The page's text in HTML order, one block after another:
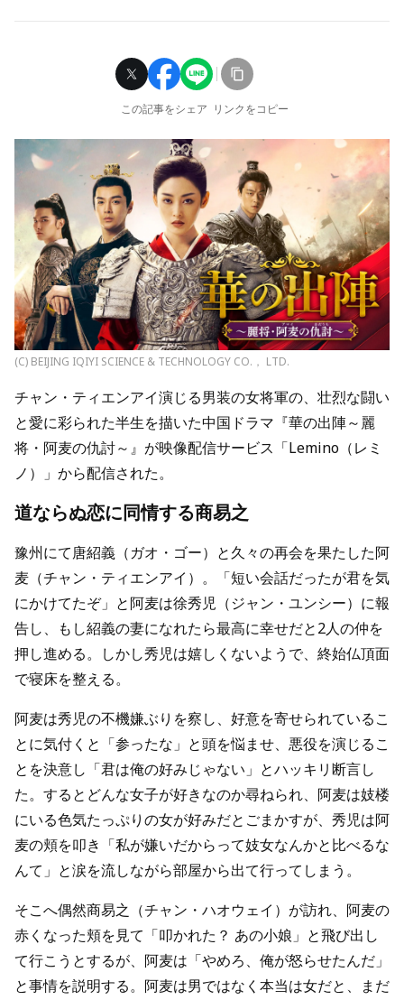
この記事をシェア リンクをコピー
(C) BEIJING IQIYI SCIENCE & TECHNOLOGY CO.， LTD.
チャン・ティエンアイ演じる男装の女将軍の、壮烈な闘い
と愛に彩られた半生を描いた中国ドラマ『華の出陣～麗
将・阿麦の仇討～』が映像配信サービス「Lemino（レミ
ノ）」から配信された。
道ならぬ恋に同情する商易之
豫州にて唐紹義（ガオ・ゴー）と久々の再会を果たした阿
麦（チャン・ティエンアイ）。「短い会話だったが君を気
にかけてたぞ」と阿麦は徐秀児（ジャン・ユンシー）に報
告し、もし紹義の妻になれたら最高に幸せだと2人の仲を
押し進める。しかし秀児は嬉しくないようで、終始仏頂面
で寝床を整える。
阿麦は秀児の不機嫌ぶりを察し、好意を寄せられているこ
とに気付くと「参ったな」と頭を悩ませ、悪役を演じるこ
とを決意し「君は俺の好みじゃない」とハッキリ断言し
た。するとどんな女子が好きなのか尋ねられ、阿麦は妓楼
にいる色気たっぷりの女が好みだとごまかすが、秀児は阿
麦の頬を叩き「私が嫌いだからって妓女なんかと比べるな
んて」と涙を流しながら部屋から出て行ってしまう。
そこへ偶然商易之（チャン・ハオウェイ）が訪れ、阿麦の
赤くなった頬を見て「叩かれた？ あの小娘」と飛び出し
て行こうとするが、阿麦は「やめろ、俺が怒らせたんだ」
と事情を説明する。阿麦は男ではなく本当は女だと、まだ